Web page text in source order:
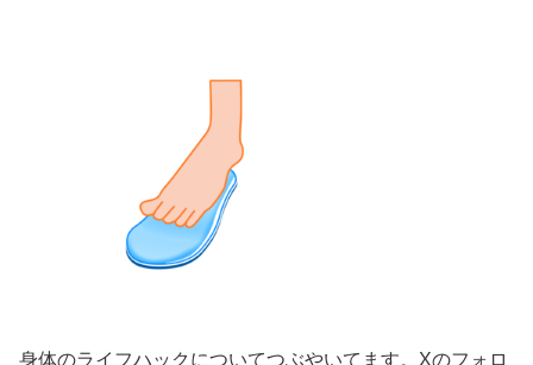
身体のライフハックについてつぶやいてます。Xのフォロ